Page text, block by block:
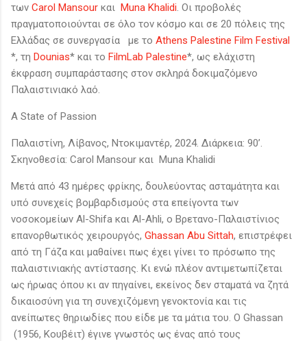
των Carol Mansour και Muna Khalidi. Οι προβολές
πραγματοποιούνται σε όλο τον κόσμο και σε 20 πόλεις της
Ελλάδας σε συνεργασία με το Athens Palestine Film Festival
*, τη Dounias* και το FilmLab Palestine*, ως ελάχιστη
έκφραση συμπαράστασης στον σκληρά δοκιμαζόμενο
Παλαιστινιακό λαό.
A State of Passion
Παλαιστίνη, Λίβανος, Ντοκιμαντέρ, 2024. Διάρκεια: 90’.
Σκηνοθεσία: Carol Mansour και Muna Khalidi
Μετά από 43 ημέρες φρίκης, δουλεύοντας ασταμάτητα και
υπό συνεχείς βομβαρδισμούς στα επείγοντα των
νοσοκομείων Al-Shifa και Al-Ahli, ο Βρετανο-Παλαιστίνιος
επανορθωτικός χειρουργός, Ghassan Abu Sittah, επιστρέφει
από τη Γάζα και μαθαίνει πως έχει γίνει το πρόσωπο της
παλαιστινιακής αντίστασης. Κι ενώ πλέον αντιμετωπίζεται
ως ήρωας όπου κι αν πηγαίνει, εκείνος δεν σταματά να ζητά
δικαιοσύνη για τη συνεχιζόμενη γενοκτονία και τις
ανείπωτες θηριωδίες που είδε με τα μάτια του. Ο Ghassan
(1956, Κουβέιτ) έγινε γνωστός ως ένας από τους